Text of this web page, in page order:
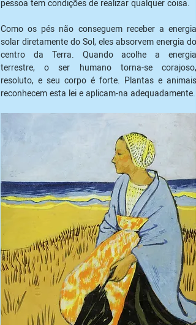
pessoa tem condições de realizar qualquer coisa.
Como os pés não conseguem receber a energia
solar diretamente do Sol, eles absorvem energia do
centro da Terra. Quando acolhe a energia
terrestre, o ser humano torna-se corajoso,
resoluto, e seu corpo é forte. Plantas e animais
reconhecem esta lei e aplicam-na adequadamente.